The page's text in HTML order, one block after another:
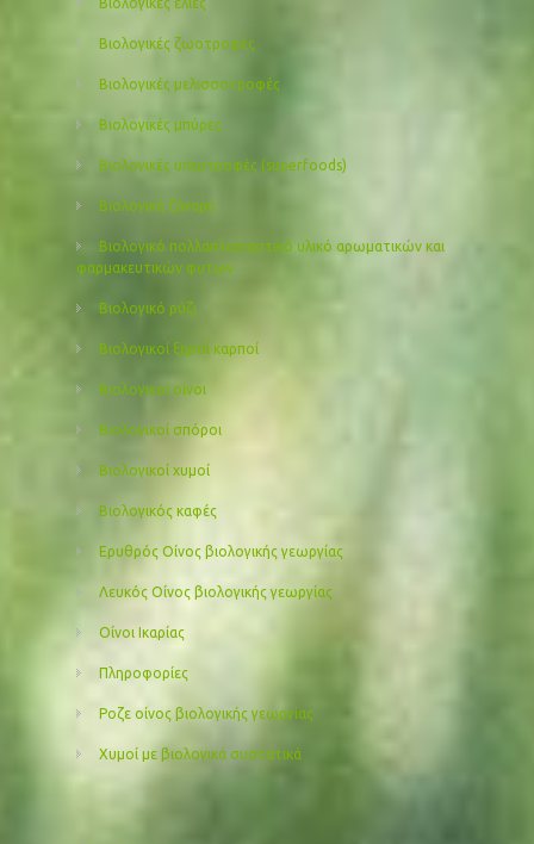
Βιολογικές ζωοτροφές
Βιολογικές μελισσοτροφές
Βιολογικές μπύρες
Βιολογικές υπερτροφές (superfoods)
Βιολογική ζάχαρη
Βιολογικό πολλαπλασιαστικό υλικό αρωματικών και
φαρμακευτικών φυτών
Βιολογικό ρύζι
Βιολογικοί ξηροί καρποί
Βιολογικοί οίνοι
Βιολογικοί σπόροι
Βιολογικοί χυμοί
Βιολογικός καφές
Ερυθρός Οίνος βιολογικής γεωργίας
Λευκός Οίνος βιολογικής γεωργίας
Οίνοι Ικαρίας
Πληροφορίες
Ροζε οίνος βιολογικής γεωργίας
Χυμοί με βιολογικά συστατικά